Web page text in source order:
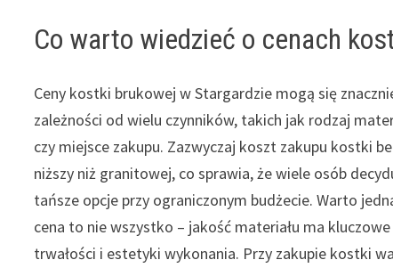
Co warto wiedzieć o cenach
Ceny kostki brukowej w Stargardzie mogą się
zależności od wielu czynników, takich jak rodzaj
czy miejsce zakupu. Zazwyczaj koszt zakupu kostki
niższy niż granitowej, co sprawia, że wiele osób
tańsze opcje przy ograniczonym budżecie. Warto
cena to nie wszystko – jakość materiału ma
trwałości i estetyki wykonania. Przy zakupie kostki